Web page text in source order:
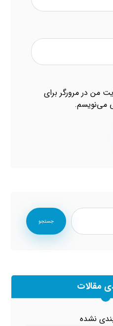
من در مرورگر برای
می‌نویسم.
جستجو
مقالات
نشده